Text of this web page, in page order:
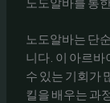
노도알바는 단
니다. 이 아르바
수 있는 기회가
킬을 배우는 과